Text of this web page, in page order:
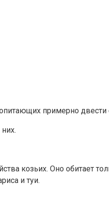
примерно
козьих. Оно обитает
и туи.